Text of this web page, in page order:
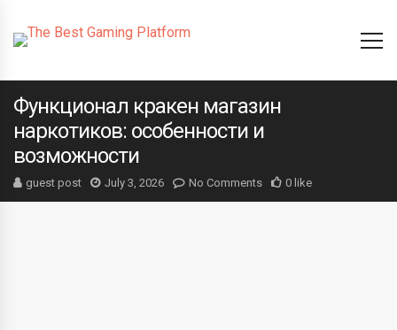
Функционал кракен магазин
наркотиков: особенности и
возможности
guest post July 3, 2026 No Comments 0 like